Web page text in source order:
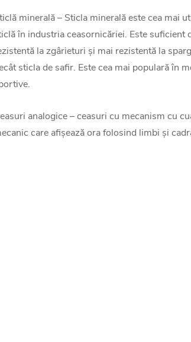
minerală – Sticla minerală este cea mai
în industria ceasornicăriei. Este suficient
la zgârieturi și mai rezistentă la
sticla de safir. Este cea mai populară în
analogice – ceasuri cu mecanism cu
care afișează ora folosind limbi și